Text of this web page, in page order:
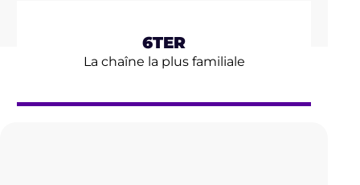
6TER
La chaîne la plus familiale